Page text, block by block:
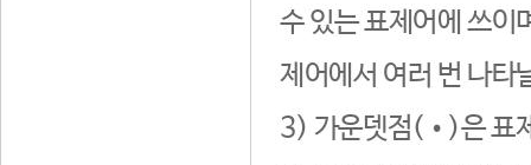
수 있는 표제어에 쓰이
제어에서 여러 번 나타
3) 가운뎃점(•)은 표